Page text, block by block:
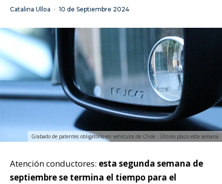
Catalina Ulloa · 10 de Septiembre 2024
Grabado de patentes obligatorio en vehículos de Chile - Último plazo esta semana
Atención conductores: esta segunda semana de
septiembre se termina el tiempo para el